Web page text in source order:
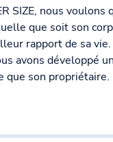
SIZE, nous voulons
que soit son
rapport de sa
avons développé
que son propriétaire.